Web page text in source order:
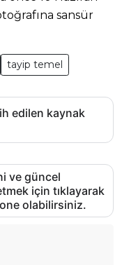
sansür
tayip temel
edilen kaynak
ve güncel
için tıklayarak
olabilirsiniz.